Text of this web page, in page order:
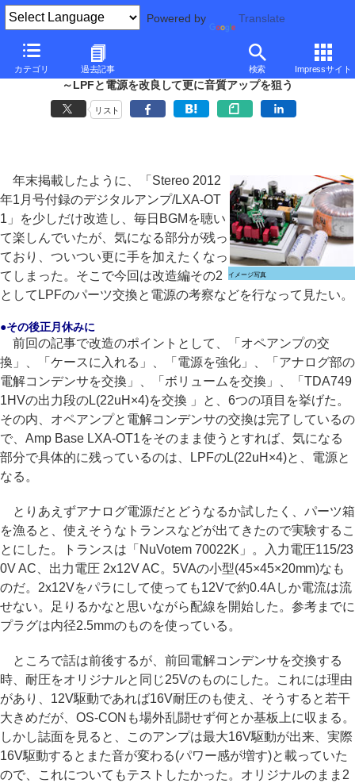
Powered by Translate
カテゴリ 過去記事 検索 Impressサイト
「デジタルアンプLXA-OT1」改造編その2
～LPFと電源を改良して更に音質アップを狙う
リスト
イメージ写真
年末掲載したように、「Stereo 2012
年1月号付録のデジタルアンプ/LXA-OT
1」を少しだけ改造し、毎日BGMを聴い
て楽しんでいたが、気になる部分が残っ
ており、ついつい更に手を加えたくなっ
てしまった。そこで今回は改造編その2
としてLPFのパーツ交換と電源の考察などを行なって見たい。
●その後正月休みに
前回の記事で改造のポイントとして、「オペアンプの交
換」、「ケースに入れる」、「電源を強化」、「アナログ部の
電解コンデンサを交換」、「ボリュームを交換」、「TDA749
1HVの出力段のL(22uH×4)を交換 」と、6つの項目を挙げた。
その内、オペアンプと電解コンデンサの交換は完了しているの
で、Amp Base LXA-OT1をそのまま使うとすれば、気になる
部分で具体的に残っているのは、LPFのL(22uH×4)と、電源と
なる。
とりあえずアナログ電源だとどうなるか試したく、パーツ箱
を漁ると、使えそうなトランスなどが出てきたので実験するこ
とにした。トランスは「NuVotem 70022K」。入力電圧115/23
0V AC、出力電圧 2x12V AC。5VAの小型(45×45×20mm)なも
のだ。2x12Vをパラにして使っても12Vで約0.4Aしか電流は流
せない。足りるかなと思いながら配線を開始した。参考までに
プラグは内径2.5mmのものを使っている。
ところで話は前後するが、前回電解コンデンサを交換する
時、耐圧をオリジナルと同じ25Vのものにした。これには理由
があり、12V駆動であれば16V耐圧のも使え、そうすると若干
大きめだが、OS-CONも場外乱闘せず何とか基板上に収まる。
しかし誌面を見ると、このアンプは最大16V駆動が出来、実際
16V駆動するとまた音が変わる(パワー感が増す)と載っていた
ので、これについてもテストしたかった。オリジナルのまま2